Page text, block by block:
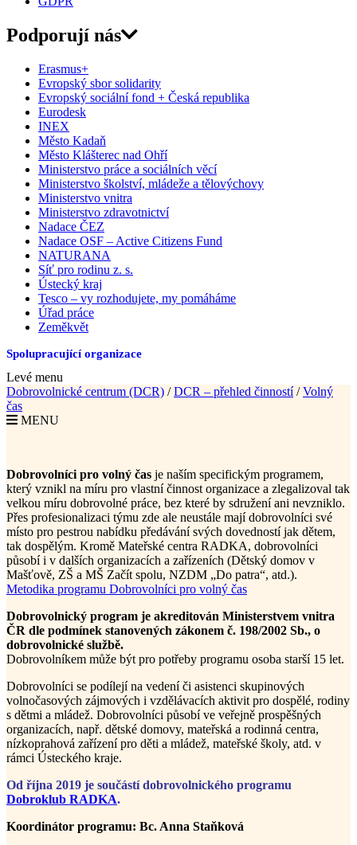
Podporují nás
Erasmus+
Evropský sbor solidarity
Evropský sociální fond + Česká republika
Eurodesk
INEX
Město Kadaň
Město Klášterec nad Ohří
Ministerstvo práce a sociálních věcí
Ministerstvo školství, mládeže a tělovýchovy
Ministerstvo vnitra
Ministerstvo zdravotnictví
Nadace ČEZ
Nadace OSF – Active Citizens Fund
NATURANA
Síť pro rodinu z. s.
Ústecký kraj
Tesco – vy rozhodujete, my pomáháme
Úřad práce
Zeměkvět
Spolupracující organizace
Levé menu
Dobrovolnické centrum (DCR) /DCR – přehled činností/Volný
čas
MENU
Dobrovolníci pro volný čas je naším specifickým programem,
který vznikl na míru pro vlastní činnost organizace a zlegalizoval tak
velkou míru dobrovolné práce, bez které by sdružení ani nevzniklo.
Přes profesionalizaci týmu zde ale neustále mají dobrovolníci své
místo pro pestrou nabídku předávání svých dovedností jak dětem,
tak dospělým. Kromě Mateřské centra RADKA, dobrovolníci
působí i v dalších organizacích a zařízeních (Dětský domov v
Mašťově, ZŠ a MŠ Začít spolu, NZDM „Do patra“, atd.).
Metodika programu Dobrovolníci pro volný čas
Dobrovolnický program je akreditován Ministerstvem vnitra
ČR dle podmínek stanovených zákonem č. 198/2002 Sb., o
dobrovolnické službě.
Dobrovolníkem může být pro potřeby programu osoba starší 15 let.
Dobrovolníci se podílejí na vedení či asistenci skupinových
volnočasových zájmových i vzdělávacích aktivit pro dospělé, rodiny
s dětmi a mládež. Dobrovolníci působí ve veřejně prospěšných
organizacích, např. dětské domovy, mateřská a rodinná centra,
nízkoprahová zařízení pro děti a mládež, mateřské školy, atd. v
rámci Ústeckého kraje.
Od října 2019 je součástí dobrovolnického programu
Dobroklub RADKA.
Koordinátor programu: Bc. Anna Staňková